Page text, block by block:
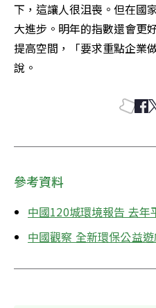
下，這讓人很沮喪。但在國
大進步。明年的指數還會更
提高空間，「要求重點企業
說。
參考資料
中國120城環境報告 去年
中國觀察 全新環保公益